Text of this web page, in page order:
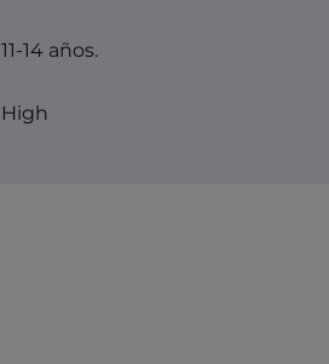
11-14 años.
High